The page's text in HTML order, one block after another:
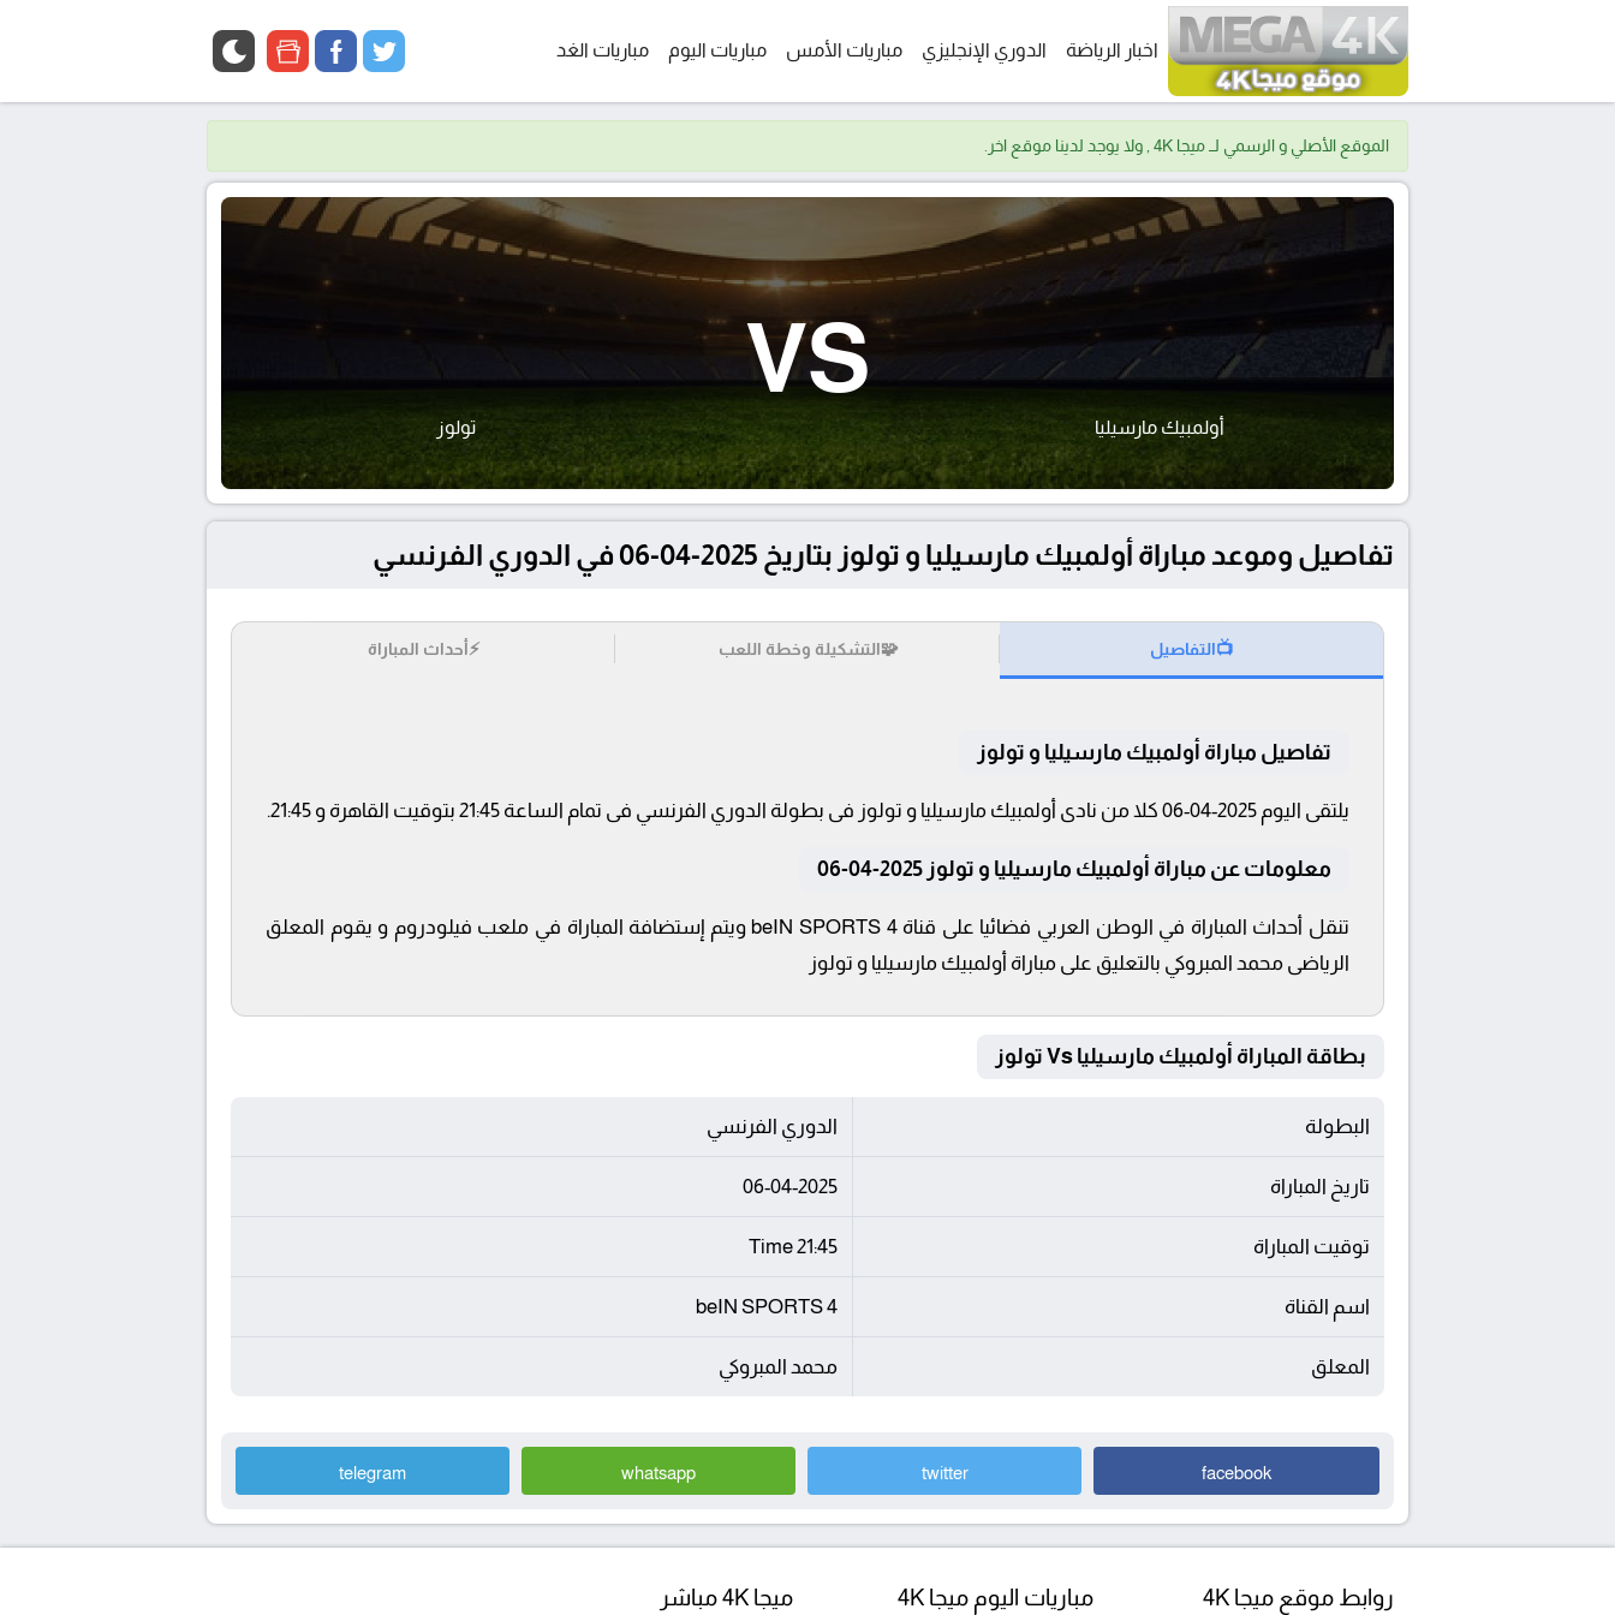
اخبار الرياضة الدوري الإنجليزي مباريات الأمس مباريات اليوم مباريات الغد twitter
facebook
google
الموقع الأصلي و الرسمي لــ ميجا 4K , ولا يوجد لدينا موقع اخر.
أولمبيك مارسيليا
VS
تولوز
تفاصيل وموعد مباراة أولمبيك مارسيليا و تولوز بتاريخ 2025-04-06 في الدوري الفرنسي
📺التفاصيل 🧩التشكيلة وخطة اللعب ⚡أحداث المباراة
تفاصيل مباراة أولمبيك مارسيليا و تولوز
يلتقى اليوم 2025-04-06 كلا من نادى أولمبيك مارسيليا و تولوز فى بطولة الدوري الفرنسي فى تمام الساعة 21:45 بتوقيت القاهرة و 21:45.
معلومات عن مباراة أولمبيك مارسيليا و تولوز 2025-04-06
تنقل أحداث المباراة في الوطن العربي فضائيا على قناة beIN SPORTS 4 ويتم إستضافة المباراة في ملعب فيلودروم و يقوم المعلق
الرياضى محمد المبروكي بالتعليق على مباراة أولمبيك مارسيليا و تولوز
بطاقة المباراة أولمبيك مارسيليا Vs تولوز
البطولة الدوري الفرنسي
تاريخ المباراة 06-04-2025
توقيت المباراة 21:45 Time
اسم القناة beIN SPORTS 4
المعلق محمد المبروكي
facebook
twitter
whatsapp
telegram
روابط موقع ميجا 4K مباريات اليوم ميجا 4K ميجا 4K مباشر